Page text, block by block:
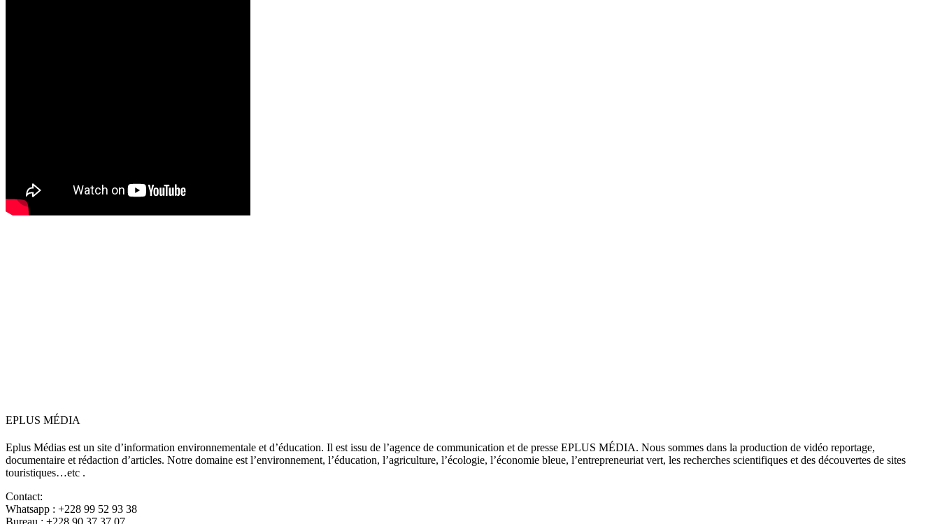
EPLUS MÉDIA
Eplus Médias est un site d’information environnementale et d’éducation. Il est issu de l’agence de communication et de presse EPLUS MÉDIA. Nous sommes dans la production de vidéo reportage,
documentaire et rédaction d’articles. Notre domaine est l’environnement, l’éducation, l’agriculture, l’écologie, l’économie bleue, l’entrepreneuriat vert, les recherches scientifiques et des découvertes de sites
touristiques…etc .
Contact:
Whatsapp : +228 99 52 93 38
Bureau : +228 90 37 37 07